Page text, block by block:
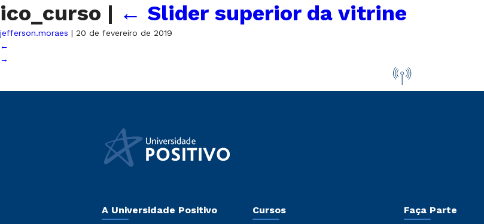
ico_curso | ← Slider superior da vitrine
jefferson.moraes | 20 de fevereiro de 2019
←
→
A Universidade Positivo Cursos Faça Parte